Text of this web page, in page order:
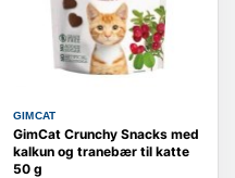
GIMCAT
GimCat Crunchy Snacks med
kalkun og tranebær til katte
50 g